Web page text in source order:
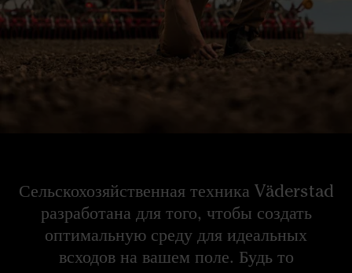
Сельскохозяйственная техника Väderstad
разработана для того, чтобы создать
оптимальную среду для идеальных
всходов на вашем поле. Будь то